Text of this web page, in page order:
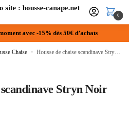
0
avec -15% dès 50€ d’achats
Chaise » Housse de chaise scandinave Stryn Noir
scandinave Stryn Noir